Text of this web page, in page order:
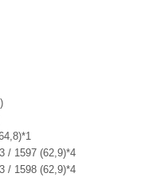
/ 1597 (62,9)*4
/ 1598 (62,9)*4